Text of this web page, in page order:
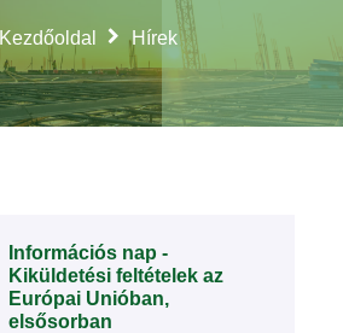
Kezdőoldal Hírek
Információs nap -
Kiküldetési feltételek az
Európai Unióban,
elsősorban